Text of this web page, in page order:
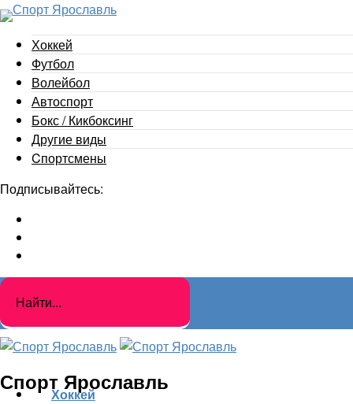
Хоккей
Футбол
Волейбол
Автоспорт
Бокс / Кикбоксинг
Другие виды
Cпортсмены
Подписывайтесь:
Спорт Ярославль
Хоккей